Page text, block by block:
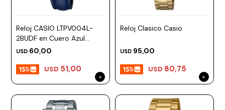
Reloj CASIO LTPV004L-
2BUDF en Cuero Azul
Esfera 35mm
USD 60,00
USD 51,00
Reloj Clasico Casio
USD 95,00
USD 80,75